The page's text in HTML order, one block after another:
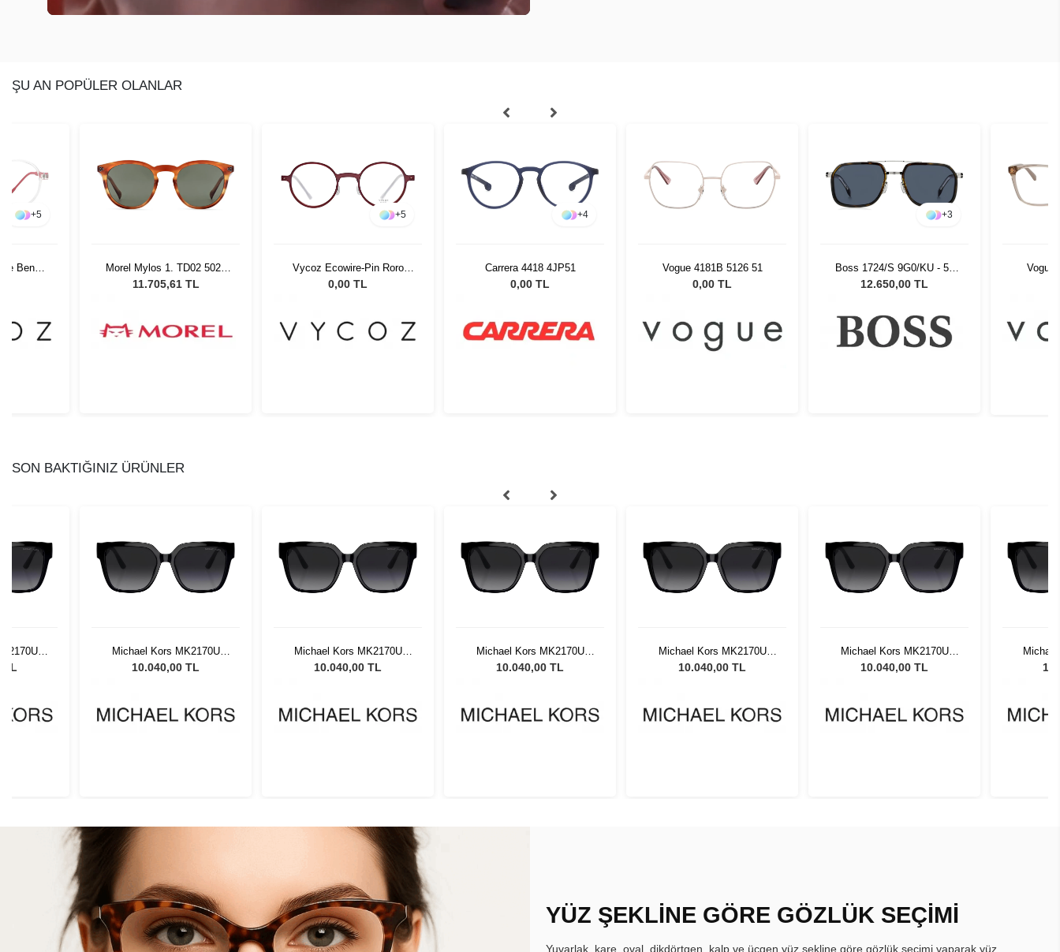
ŞU AN POPÜLER OLANLAR
+5
Benn
Morel Mylos 1. TD02 5021
Unisex Güneş Gözlüğü
11.705,61 TL
+5
Vycoz Ecowire-Pin Roro
RED 46-22 51526
0,00 TL
+4
Carrera 4418 4JP51
0,00 TL
Vogue 4181B 5126 51
0,00 TL
+3
Boss 1724/S 9G0/KU - 55
Unisex Güneş Gözlüğü
12.650,00 TL
Vogue
SON BAKTIĞINIZ ÜRÜNLER
Güneş
TL
Michael Kors MK2170U
3005T3 54 Kadın Güneş
10.040,00 TL
Michael Kors MK2170U
3005T3 54 Kadın Güneş
10.040,00 TL
Michael Kors MK2170U
3005T3 54 Kadın Güneş
10.040,00 TL
Michael Kors MK2170U
3005T3 54 Kadın Güneş
10.040,00 TL
Michael Kors MK2170U
3005T3 54 Kadın Güneş
10.040,00 TL
YÜZ ŞEKLİNE GÖRE GÖZLÜK SEÇİMİ
Yuvarlak, kare, oval, dikdörtgen, kalp ve üçgen yüz şekline göre gözlük seçimi yaparak yüz